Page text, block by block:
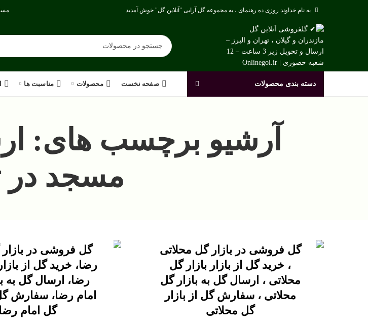
به نام خداوند روزی ده رهنمای ، به مجموعه گل آرایی "آنلاین گل" خوش آمدید
دسته بندی محصولات صفحه نخست محصولات مناسبت ها
آرشیو برچسب های:
مسجد در
گل فروشی در بازار گل محلاتی
، خرید گل از بازار بازار گل
محلاتی ، ارسال گل به بازار گل
محلاتی ، سفارش گل از بازار
گل محلاتی
گل فروشی در بازار
رضا، خرید گل از
رضا، ارسال گل به
امام رضا، سفارش گل
گل امام رضا